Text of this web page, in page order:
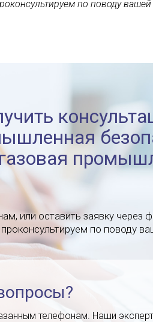
по поводу вашей
или оставить заявку через
по поводу
телефонам. Наши